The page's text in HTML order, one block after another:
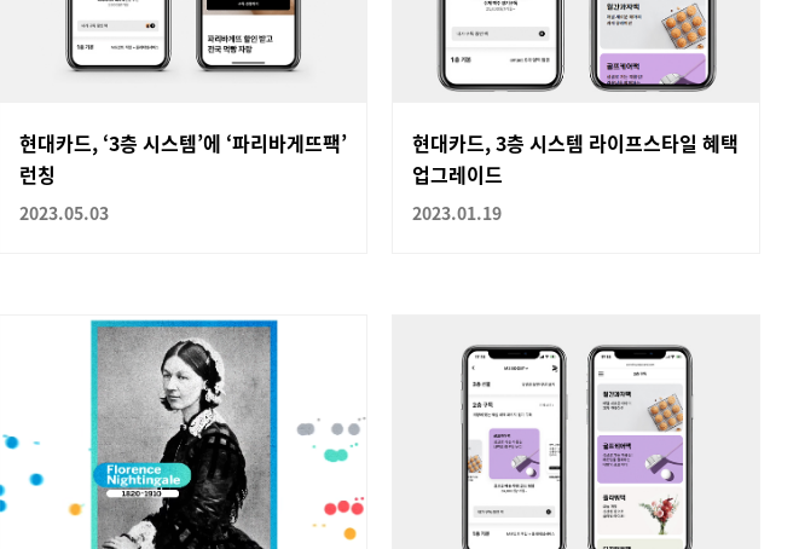
현대카드, ‘3층 시스템’에 ‘파리바게뜨팩’
런칭
2023.05.03
현대카드, 3층 시스템 라이프스타일 혜택
업그레이드
2023.01.19